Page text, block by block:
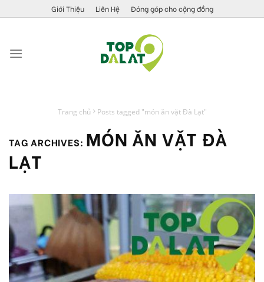
to
Giới Thiệu Liên Hệ Đóng góp cho cộng đồng
Trang chủ Posts tagged "món ăn vặt Đà Lạt"
TAG ARCHIVES: MÓN ĂN VẶT ĐÀ
LẠT